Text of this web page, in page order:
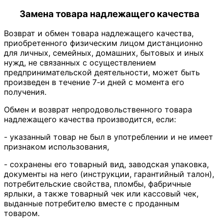
Замена товара надлежащего качества
Возврат и обмен товара надлежащего качества,
приобретенного физическим лицом дистанционно
для личных, семейных, домашних, бытовых и иных
нужд, не связанных с осуществлением
предпринимательской деятельности, может быть
произведен в течение 7-и дней с момента его
получения.
Обмен и возврат непродовольственного товара
надлежащего качества производится, если:
- указанный товар не был в употреблении и не имеет
признаком использования,
- сохранены его товарный вид, заводская упаковка,
документы на него (инструкции, гарантийный талон),
потребительские свойства, пломбы, фабричные
ярлыки, а также товарный чек или кассовый чек,
выданные потребителю вместе с проданным
товаром.